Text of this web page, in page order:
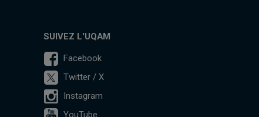
SUIVEZ L'UQAM
Facebook
Twitter / X
Instagram
YouTube